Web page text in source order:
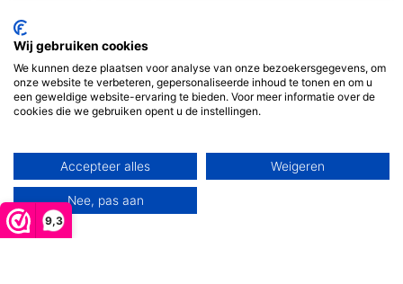
9,3
MET LIEFDE SAMENGESTELDE
BIOLOGISCHE EN DUURZAME PRODUCTEN VOOR HET HELE
GEZIN
Wij gebruiken cookies
We kunnen deze plaatsen voor analyse van onze bezoekersgegevens, om
onze website te verbeteren, gepersonaliseerde inhoud te tonen en om u
een geweldige website-ervaring te bieden. Voor meer informatie over de
cookies die we gebruiken opent u de instellingen.
Accepteer alles Weigeren
Nee, pas aan